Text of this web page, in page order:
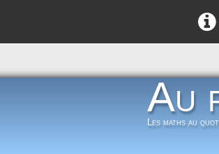
Au
Les maths au